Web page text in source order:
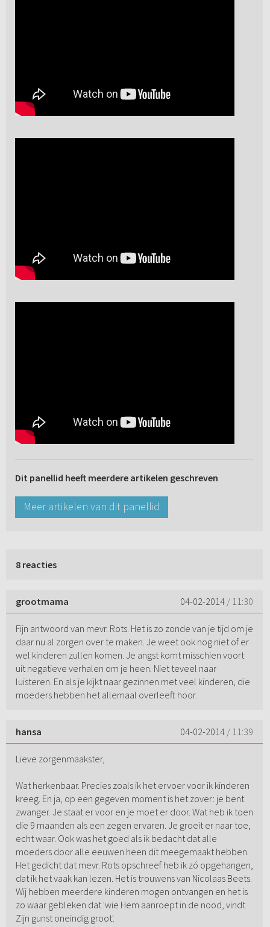
Dit panellid heeft meerdere artikelen geschreven
Meer artikelen van dit panellid
8 reacties
grootmama 04-02-2014 / 11:30
Fijn antwoord van mevr. Rots. Het is zo zonde van je tijd om je
daar nu al zorgen over te maken. Je weet ook nog niet of er
wel kinderen zullen komen. Je angst komt misschien voort
uit negatieve verhalen om je heen. Niet teveel naar
luisteren. En als je kijkt naar gezinnen met veel kinderen, die
moeders hebben het allemaal overleeft hoor.
hansa 04-02-2014 / 11:39
Lieve zorgenmaakster,
Wat herkenbaar. Precies zoals ik het ervoer voor ik kinderen
kreeg. En ja, op een gegeven moment is het zover: je bent
zwanger. Je staat er voor en je moet er door. Wat heb ik toen
die 9 maanden als een zegen ervaren. Je groeit er naar toe,
echt waar. Ook was het goed als ik bedacht dat alle
moeders door alle eeuwen heen dit meegemaakt hebben.
Het gedicht dat mevr. Rots opschreef heb ik zó opgehangen,
dat ik het vaak kan lezen. Het is trouwens van Nicolaas Beets.
Wij hebben meerdere kinderen mogen ontvangen en het is
zo waar gebleken dat 'wie Hem aanroept in de nood, vindt
Zijn gunst oneindig groot'.